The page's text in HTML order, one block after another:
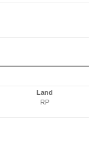
Land
RP